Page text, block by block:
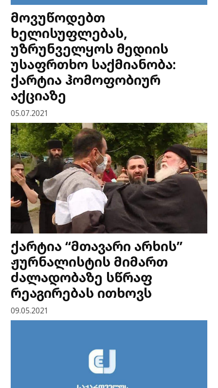
მოვუწოდებთ
ხელისუფლებას,
უზრუნველყოს მედიის
უსაფრთხო საქმიანობა:
ქარტია ჰომოფობიურ
აქციაზე
05.07.2021
ქარტია “მთავარი არხის”
ჟურნალისტის მიმართ
ძალადობაზე სწრაფ
რეაგირებას ითხოვს
09.05.2021